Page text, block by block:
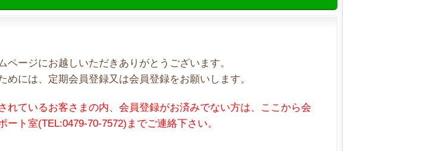
ページにお越しいただきありがとうございます。
めには、定期会員登録又は会員登録をお願いします。
れているお客さまの内、会員登録がお済みでない方は、ここから会
ート室(TEL:0479-70-7572)までご連絡下さい。